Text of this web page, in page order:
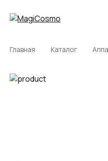
Главная Каталог